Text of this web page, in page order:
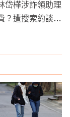
岱樺涉詐領助理
？遭搜索約談1